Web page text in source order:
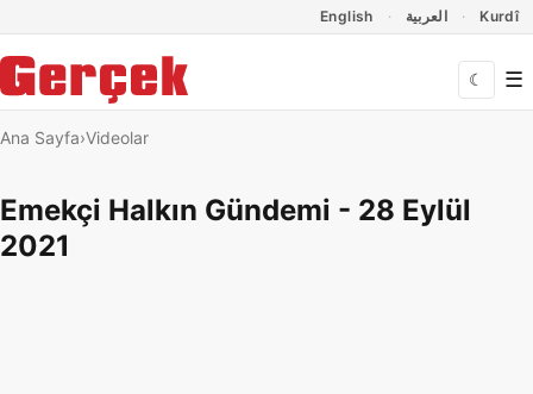
English العربية Kurdî
☾ ☰
Ana Sayfa Videolar
Emekçi Halkın Gündemi - 28 Eylül
2021